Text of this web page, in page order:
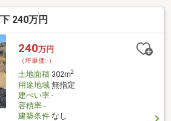
240万円
240万円
（坪単価:-）
土地面積302m2
用途地域無指定
建ぺい率-
容積率-
建築条件なし